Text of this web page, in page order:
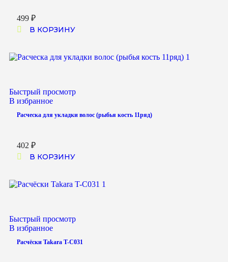
499 ₽
В КОРЗИНУ
Быстрый просмотр
В избранное
Расческа для укладки волос (рыбья кость 11ряд)
402 ₽
В КОРЗИНУ
Быстрый просмотр
В избранное
Расчёски Takara T-C031